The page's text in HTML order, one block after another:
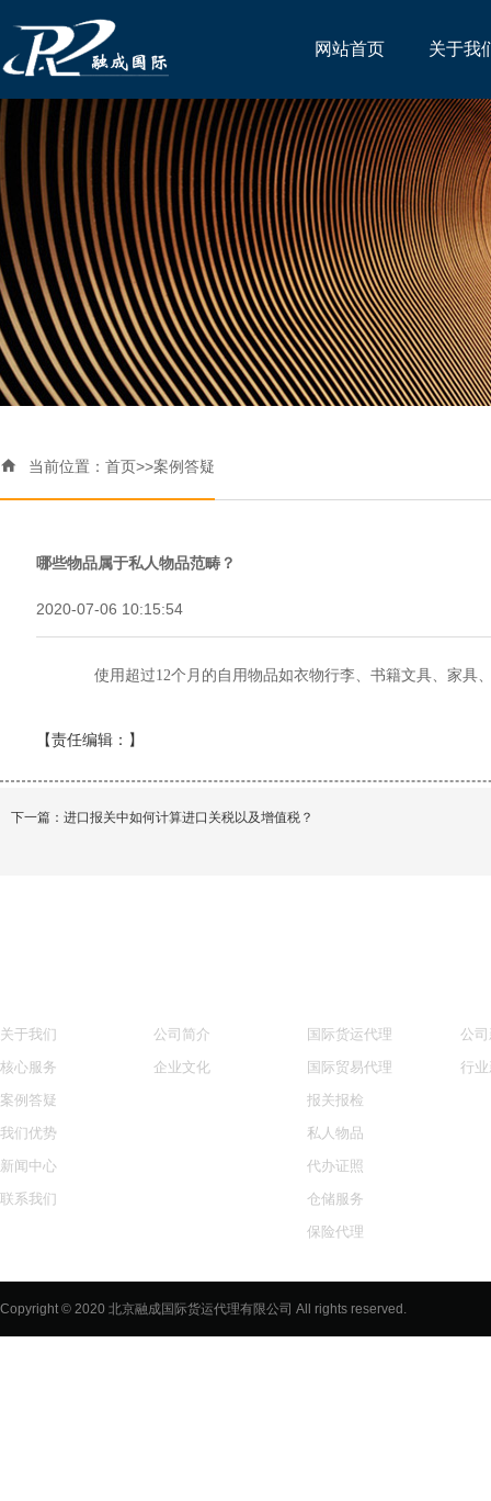
网站首页 关于我
 当前位置： 首页>>案例答疑
哪些物品属于私人物品范畴？
2020-07-06 10:15:54
使用超过12个月的自用物品如衣物行李、书籍文具、家具
【责任编辑： 】
下一篇： 进口报关中如何计算进口关税以及增值税？
关于我们
核心服务
案例答疑
我们优势
新闻中心
联系我们
公司简介
企业文化
国际货运代理
国际贸易代理
报关报检
私人物品
代办证照
仓储服务
保险代理
公
行
Copyright © 2020 北京融成国际货运代理有限公司 All rights reserved.